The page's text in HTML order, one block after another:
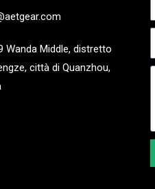
Wanda Middle, distretto
città di Quanzhou,